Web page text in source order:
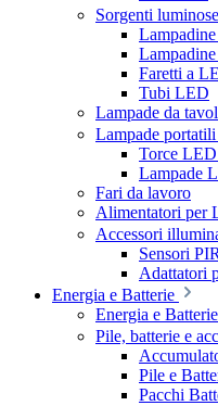
Sorgenti luminose
Faretti a
Tubi LED
Lampade da
Lampade portatili
Torce
Lampade
Fari da lavoro
Alimentatori per
Accessori
Sensori
Adattatori
Energia e Batterie
Energia e
Pile, batterie e
Pile e
Pacchi